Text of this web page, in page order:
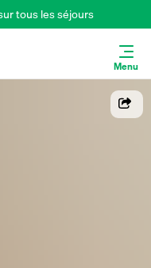
tous les séjours
Menu